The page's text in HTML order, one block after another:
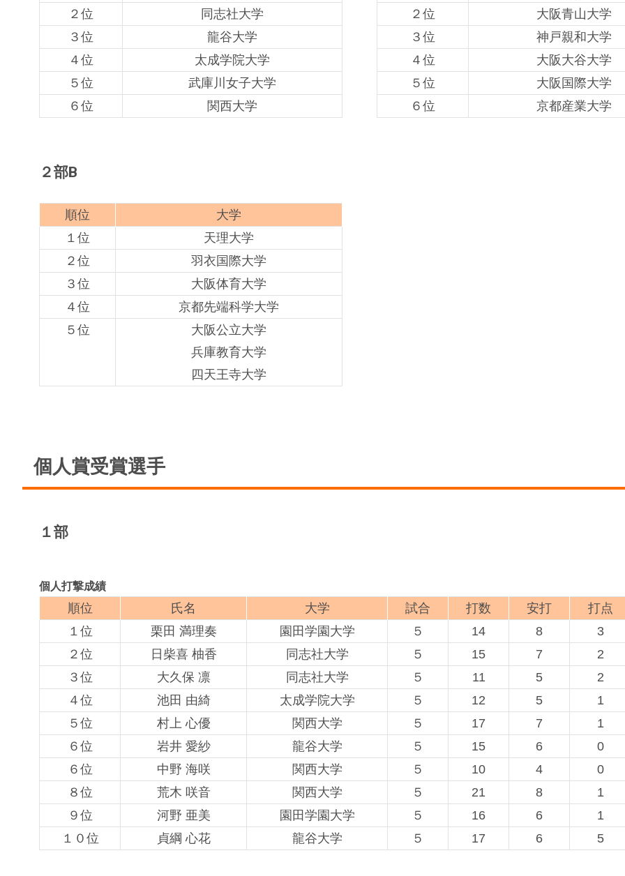
２位
同志社大学
３位
龍谷大学
４位
太成学院大学
５位
武庫川女子大学
６位
関西大学
２位
大阪青山大学
３位
神戸親和大学
４位
大阪大谷大学
５位
大阪国際大学
６位
京都産業大学
２部B
順位
大学
１位
天理大学
２位
羽衣国際大学
３位
大阪体育大学
４位
京都先端科学大学
５位
大阪公立大学
兵庫教育大学
四天王寺大学
個人賞受賞選手
１部
順位 氏名 大学 試合 打数 安打 打点
１位
栗田 満理奏 園田学園大学 ５ 14 8 3
２位
日柴喜 柚香 同志社大学 ５ 15 7 2
３位
大久保 凛 同志社大学 ５ 11 5 2
４位
池田 由綺 太成学院大学 ５ 12 5 1
５位
村上 心優 関西大学 ５ 17 7 1
６位
岩井 愛紗 龍谷大学 ５ 15 6 0
６位
中野 海咲 関西大学 ５ 10 4 0
８位
荒木 咲音 関西大学 ５ 21 8 1
９位
河野 亜美 園田学園大学 ５ 16 6 1
１０位
貞綱 心花 龍谷大学 ５ 17 6 5
個人打撃成績